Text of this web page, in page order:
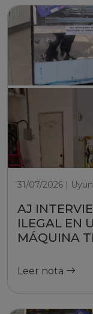
31/07/2026 |
AJ
ILEGAL EN
MÁQUINA
Leer nota